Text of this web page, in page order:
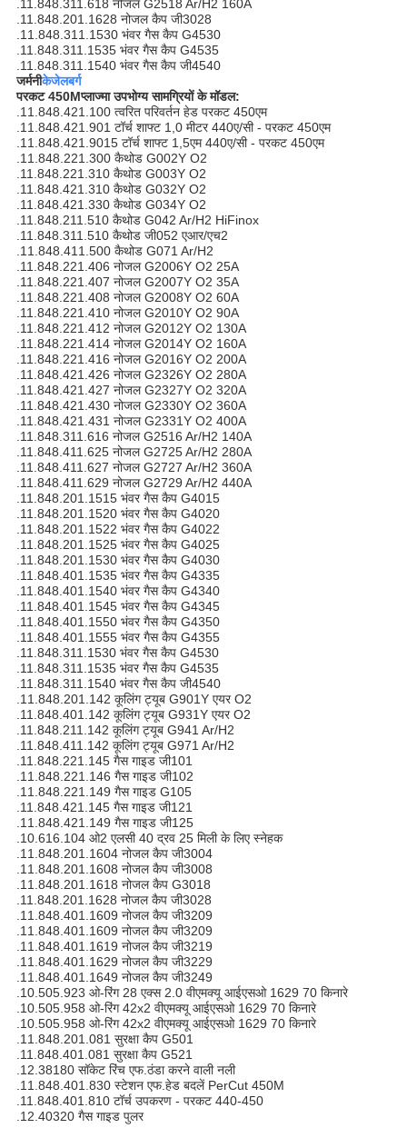
.11.848.311.618 नोजल G2518 Ar/H2 160A
.11.848.201.1628 नोजल कैप जी3028
.11.848.311.1530 भंवर गैस कैप G4530
.11.848.311.1535 भंवर गैस कैप G4535
.11.848.311.1540 भंवर गैस कैप जी4540
जर्मनीकेजेलबर्ग
परकट 450Mप्लाज्मा उपभोग्य सामग्रियों के मॉडल:
.11.848.421.100 त्वरित परिवर्तन हेड परकट 450एम
.11.848.421.901 टॉर्च शाफ्ट 1,0 मीटर 440ए/सी - परकट 450एम
.11.848.421.9015 टॉर्च शाफ्ट 1,5एम 440ए/सी - परकट 450एम
.11.848.221.300 कैथोड G002Y O2
.11.848.221.310 कैथोड G003Y O2
.11.848.421.310 कैथोड G032Y O2
.11.848.421.330 कैथोड G034Y O2
.11.848.211.510 कैथोड G042 Ar/H2 HiFinox
.11.848.311.510 कैथोड जी052 एआर/एच2
.11.848.411.500 कैथोड G071 Ar/H2
.11.848.221.406 नोजल G2006Y O2 25A
.11.848.221.407 नोजल G2007Y O2 35A
.11.848.221.408 नोजल G2008Y O2 60A
.11.848.221.410 नोजल G2010Y O2 90A
.11.848.221.412 नोजल G2012Y O2 130A
.11.848.221.414 नोजल G2014Y O2 160A
.11.848.221.416 नोजल G2016Y O2 200A
.11.848.421.426 नोजल G2326Y O2 280A
.11.848.421.427 नोजल G2327Y O2 320A
.11.848.421.430 नोजल G2330Y O2 360A
.11.848.421.431 नोजल G2331Y O2 400A
.11.848.311.616 नोजल G2516 Ar/H2 140A
.11.848.411.625 नोजल G2725 Ar/H2 280A
.11.848.411.627 नोजल G2727 Ar/H2 360A
.11.848.411.629 नोजल G2729 Ar/H2 440A
.11.848.201.1515 भंवर गैस कैप G4015
.11.848.201.1520 भंवर गैस कैप G4020
.11.848.201.1522 भंवर गैस कैप G4022
.11.848.201.1525 भंवर गैस कैप G4025
.11.848.201.1530 भंवर गैस कैप G4030
.11.848.401.1535 भंवर गैस कैप G4335
.11.848.401.1540 भंवर गैस कैप G4340
.11.848.401.1545 भंवर गैस कैप G4345
.11.848.401.1550 भंवर गैस कैप G4350
.11.848.401.1555 भंवर गैस कैप G4355
.11.848.311.1530 भंवर गैस कैप G4530
.11.848.311.1535 भंवर गैस कैप G4535
.11.848.311.1540 भंवर गैस कैप जी4540
.11.848.201.142 कूलिंग ट्यूब G901Y एयर O2
.11.848.401.142 कूलिंग ट्यूब G931Y एयर O2
.11.848.211.142 कूलिंग ट्यूब G941 Ar/H2
.11.848.411.142 कूलिंग ट्यूब G971 Ar/H2
.11.848.221.145 गैस गाइड जी101
.11.848.221.146 गैस गाइड जी102
.11.848.221.149 गैस गाइड G105
.11.848.421.145 गैस गाइड जी121
.11.848.421.149 गैस गाइड जी125
.10.616.104 ओ2 एलसी 40 द्रव 25 मिली के लिए स्नेहक
.11.848.201.1604 नोजल कैप जी3004
.11.848.201.1608 नोजल कैप जी3008
.11.848.201.1618 नोजल कैप G3018
.11.848.201.1628 नोजल कैप जी3028
.11.848.401.1609 नोजल कैप जी3209
.11.848.401.1609 नोजल कैप जी3209
.11.848.401.1619 नोजल कैप जी3219
.11.848.401.1629 नोजल कैप जी3229
.11.848.401.1649 नोजल कैप जी3249
.10.505.923 ओ-रिंग 28 एक्स 2.0 वीएमक्यू आईएसओ 1629 70 किनारे
.10.505.958 ओ-रिंग 42x2 वीएमक्यू आईएसओ 1629 70 किनारे
.10.505.958 ओ-रिंग 42x2 वीएमक्यू आईएसओ 1629 70 किनारे
.11.848.201.081 सुरक्षा कैप G501
.11.848.401.081 सुरक्षा कैप G521
.12.38180 सॉकेट रिंच एफ.ठंडा करने वाली नली
.11.848.401.830 स्टेशन एफ.हेड बदलें PerCut 450M
.11.848.401.810 टॉर्च उपकरण - परकट 440-450
.12.40320 गैस गाइड पुलर